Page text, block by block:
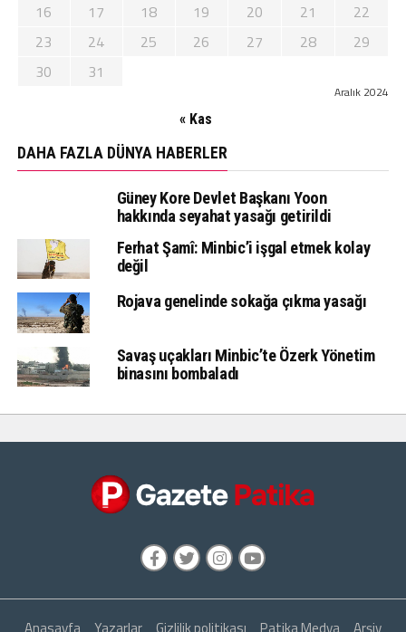
Aralık 2024
16
17 18 19 20 21
22
23
24 25 26 27 28
29
30
31
« Kas
DAHA FAZLA DÜNYA HABERLER
Güney Kore Devlet Başkanı Yoon
hakkında seyahat yasağı getirildi
Ferhat Şamî: Minbic’i işgal etmek kolay
değil
Rojava genelinde sokağa çıkma yasağı
Savaş uçakları Minbic’te Özerk Yönetim
binasını bombaladı